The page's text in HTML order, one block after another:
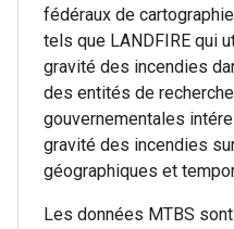
fédéraux de
tels que LANDFIRE qui
gravité des incendies
des entités de
gouvernementales
gravité des incendies
géographiques et
Les données MTBS